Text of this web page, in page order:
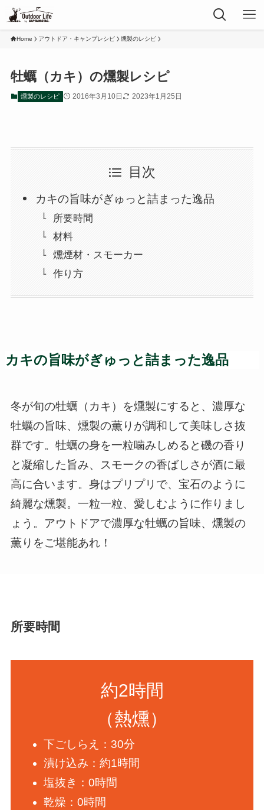
Home アウトドア・キャンプレシピ 燻製のレシピ
牡蠣（カキ）の燻製レシピ
燻製のレシピ 2016年3月10日 2023年1月25日
目次
カキの旨味がぎゅっと詰まった逸品
所要時間
材料
燻煙材・スモーカー
作り方
カキの旨味がぎゅっと詰まった逸品
冬が旬の牡蠣（カキ）を燻製にすると、濃厚な
牡蠣の旨味、燻製の薫りが調和して美味しさ抜
群です。牡蠣の身を一粒噛みしめると磯の香り
と凝縮した旨み、スモークの香ばしさが酒に最
高に合います。身はプリプリで、宝石のように
綺麗な燻製。一粒一粒、愛しむように作りまし
ょう。アウトドアで濃厚な牡蠣の旨味、燻製の
薫りをご堪能あれ！
所要時間
約2時間
（熱燻）
下ごしらえ：30分
漬け込み：約1時間
塩抜き：0時間
乾燥：0時間